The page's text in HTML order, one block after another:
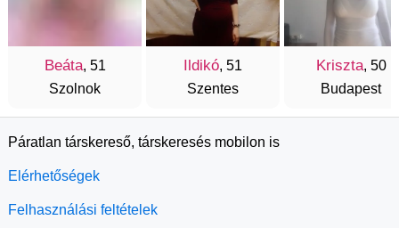
Beáta, 51
Szolnok
Ildikó, 51
Szentes
Kriszta, 50
Budapest
Páratlan társkereső, társkeresés mobilon is
Elérhetőségek
Felhasználási feltételek